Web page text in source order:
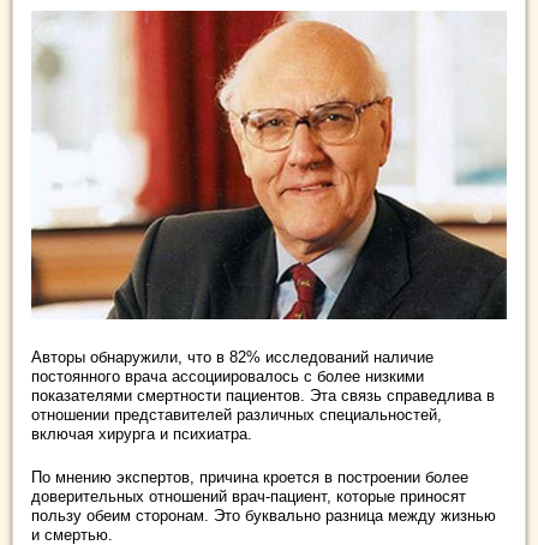
Авторы обнаружили, что в 82% исследований наличие
постоянного врача ассоциировалось с более низкими
показателями смертности пациентов. Эта связь справедлива в
отношении представителей различных специальностей,
включая хирурга и психиатра.
По мнению экспертов, причина кроется в построении более
доверительных отношений врач-пациент, которые приносят
пользу обеим сторонам. Это буквально разница между жизнью
и смертью.